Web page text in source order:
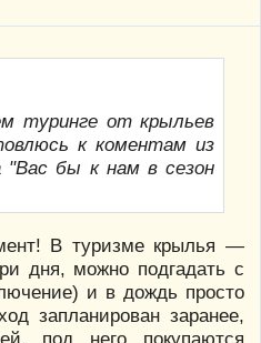
туринге от крыльев
к коментам из
"Вас бы к нам в сезон
В туризме крылья —
дня, можно подгадать с
и в дождь просто
запланирован заранее,